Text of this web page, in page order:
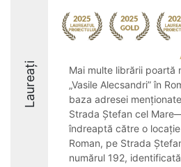
Laureați
Mai multe librării poartă
„Vasile Alecsandri” în
baza adresei
Strada Ștefan cel
îndreaptă către o
Roman, pe Strada
numărul 192,